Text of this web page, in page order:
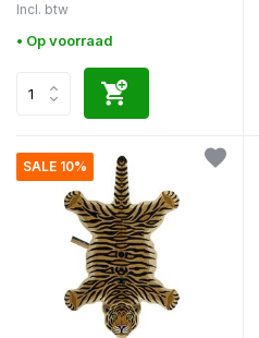
Incl. btw
• Op voorraad
SALE 10%